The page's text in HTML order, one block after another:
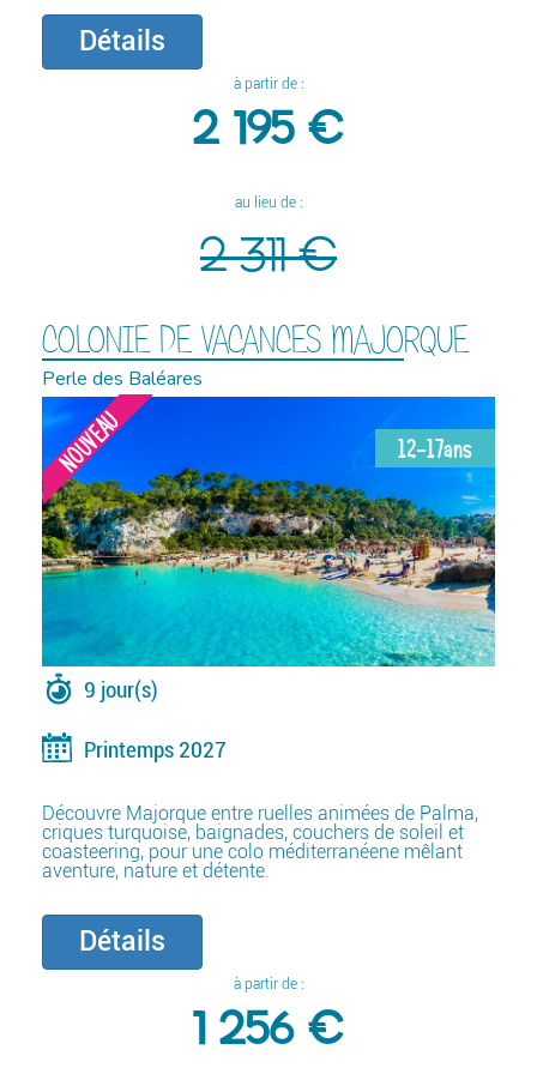
Détails
à partir de :
2 195 €
au lieu de :
2 311 €
COLONIE DE VACANCES MAJORQUE
Perle des Baléares
NOUVEAU 12-17ans
9 jour(s)
Printemps 2027
Découvre Majorque entre ruelles animées de Palma,
criques turquoise, baignades, couchers de soleil et
coasteering, pour une colo méditerranéene mêlant
aventure, nature et détente.
Détails
à partir de :
1 256 €